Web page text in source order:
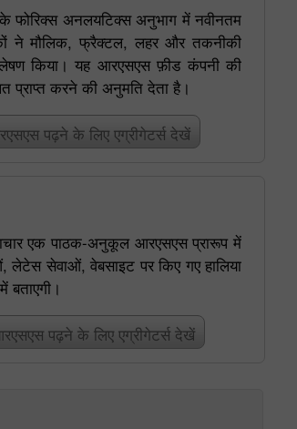
के फोरिक्स अनलयटिक्स अनुभाग में नवीनतम
ने मौलिक, फ्रैक्टल, लहर और तकनीकी
किया। यह आरएसएस फ़ीड कंपनी की
प्राप्त करने की अनुमति देता है।
पढ़ने के लिए एग्रीगेटर्स देखें
एक पाठक-अनुकूल आरएसएस प्रारूप में
सेवाओं, वेबसाइट पर किए गए हालिया
बताएगी।
पढ़ने के लिए एग्रीगेटर्स देखें